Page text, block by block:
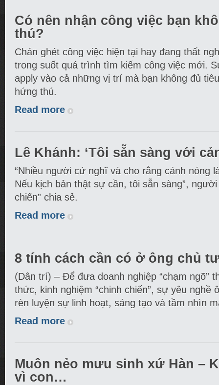
Có nên nhận công việc bạn
thú?
Chán ghét công việc hiện tại hay đang thất
trong suốt quá trình tìm kiếm công việc mới.
apply vào cả những vị trí mà bạn không đủ
hứng thú.
Read more
Lê Khánh: ‘Tôi sẵn sàng với
“Nhiều người cứ nghĩ và cho rằng cảnh nóng
Nếu kịch bản thật sự cần, tôi sẵn sàng”, người
chiến” chia sẻ.
Read more
8 tính cách cần có ở ông chủ
(Dân trí) – Để đưa doanh nghiệp “chạm ngõ”
thức, kinh nghiệm “chinh chiến”, sự yêu nghề
rèn luyện sự linh hoạt, sáng tạo và tầm nhìn
Read more
Muôn nẻo mưu sinh xứ Hàn –
vì con…